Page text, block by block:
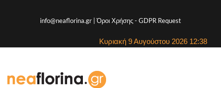
info@neaflorina.gr |Όροι Χρήσης- GDPR Request
Κυριακή 9 Αυγούστου 2026 12:38